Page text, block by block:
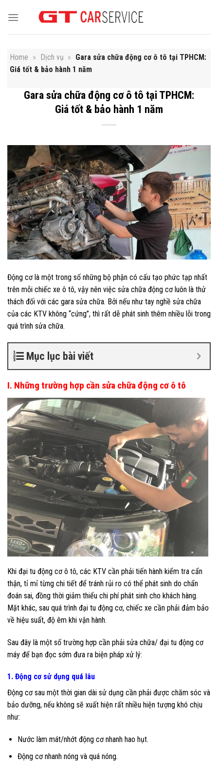
Home » Dịch vụ » Gara sửa chữa động cơ ô tô tại TPHCM:
Giá tốt & bảo hành 1 năm
Gara sửa chữa động cơ ô tô tại TPHCM:
Giá tốt & bảo hành 1 năm
Động cơ là một trong số những bộ phận có cấu tạo phức tạp nhất
trên mỗi chiếc xe ô tô, vậy nên việc sửa chữa động cơ luôn là thử
thách đối với các gara sửa chữa. Bởi nếu như tay nghề sửa chữa
của các KTV không “cứng”, thì rất dễ phát sinh thêm nhiều lỗi trong
quá trình sửa chữa.
Mục lục bài viết
I. Những trường hợp cần sửa chữa động cơ ô tô
Khi đại tu động cơ ô tô, các KTV cần phải tiến hành kiểm tra cẩn
thận, tỉ mỉ từng chi tiết để tránh rủi ro có thể phát sinh do chẩn
đoán sai, đồng thời giảm thiểu chi phí phát sinh cho khách hàng.
Mặt khác, sau quá trình đại tu động cơ, chiếc xe cần phải đảm bảo
về hiệu suất, độ êm khi vận hành.
Sau đây là một số trường hợp cần phải sửa chữa/ đại tu động cơ
máy để bạn đọc sớm đưa ra biện pháp xử lý:
1. Động cơ sử dụng quá lâu
Động cơ sau một thời gian dài sử dụng cần phải được chăm sóc và
bảo dưỡng, nếu không sẽ xuất hiện rất nhiều hiện tượng khó chịu
như:
Nước làm mát/nhớt động cơ nhanh hao hụt.
Động cơ nhanh nóng và quá nóng.